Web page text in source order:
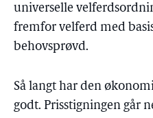
universelle
fremfor velferd med
behovsprøvd.
Så langt har den
godt. Prisstigningen går